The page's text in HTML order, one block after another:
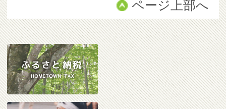
ページ上部へ